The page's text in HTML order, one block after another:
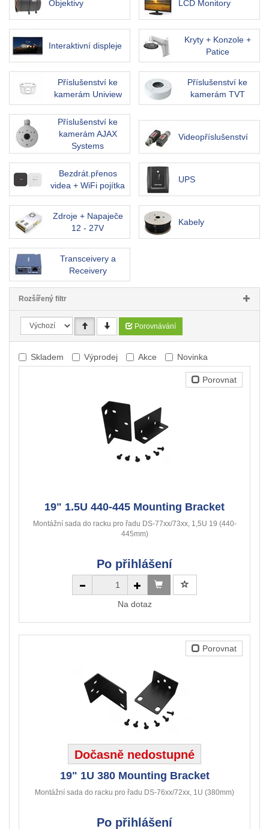
Objektivy LCD Monitory
Interaktivní displeje
Kryty + Konzole +
Patice
Příslušenství ke
kamerám Uniview
Příslušenství ke
kamerám TVT
Příslušenství ke
kamerám AJAX
Systems
Videopříslušenství
Bezdrát.přenos
videa + WiFi pojítka
UPS
Zdroje + Napaječe
12 - 27V
Kabely
Transceivery a
Receivery
Rozšířený filtr
Porovnávání
Skladem Výprodej Akce Novinka
Porovnat
19" 1.5U 440-445 Mounting Bracket
Montážní sada do racku pro řadu DS-77xx/73xx, 1,5U 19 (440-
445mm)
Po přihlášení
Na dotaz
Porovnat
Dočasně nedostupné
19" 1U 380 Mounting Bracket
Montážní sada do racku pro řadu DS-76xx/72xx, 1U (380mm)
Po přihlášení